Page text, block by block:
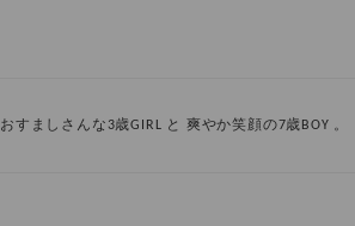
おすましさんな3歳GIRL と 爽やか笑顔の7歳BOY 。